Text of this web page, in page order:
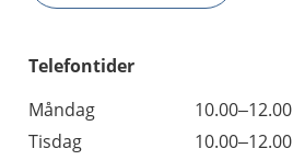
Telefontider
Måndag
10.00–12.00
Tisdag
10.00–12.00